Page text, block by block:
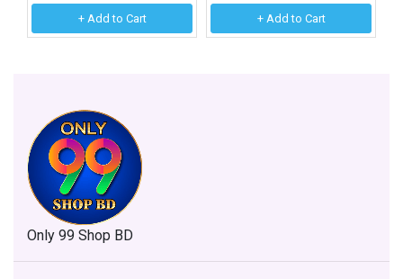
+ Add to Cart + Add to Cart
Only 99 Shop BD